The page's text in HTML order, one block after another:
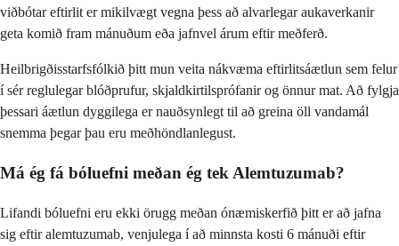
viðbótar eftirlit er mikilvægt vegna þess að alvarlegar aukaverkanir
geta komið fram mánuðum eða jafnvel árum eftir meðferð.
Heilbrigðisstarfsfólkið þitt mun veita nákvæma eftirlitsáætlun sem felur
í sér reglulegar blóðprufur, skjaldkirtilsprófanir og önnur mat. Að fylgja
þessari áætlun dyggilega er nauðsynlegt til að greina öll vandamál
snemma þegar þau eru meðhöndlanlegust.
Má ég fá bóluefni meðan ég tek Alemtuzumab?
Lifandi bóluefni eru ekki örugg meðan ónæmiskerfið þitt er að jafna
sig eftir alemtuzumab, venjulega í að minnsta kosti 6 mánuði eftir